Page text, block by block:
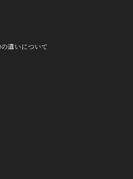
違いについて